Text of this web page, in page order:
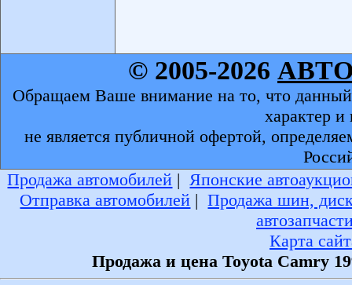
© 2005-2026
Обращаем Ваше внимание на то, что
характер
не является публичной офертой,
Продажа автомобилей | Японские
Отправка автомобилей |Продажа шин,
Карта
Продажа и цена Toyota Camry